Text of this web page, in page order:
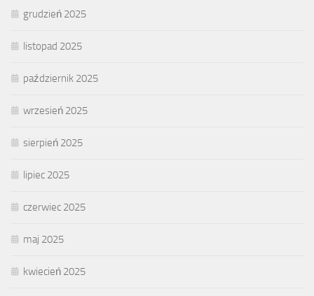
grudzień 2025
listopad 2025
październik 2025
wrzesień 2025
sierpień 2025
lipiec 2025
czerwiec 2025
maj 2025
kwiecień 2025